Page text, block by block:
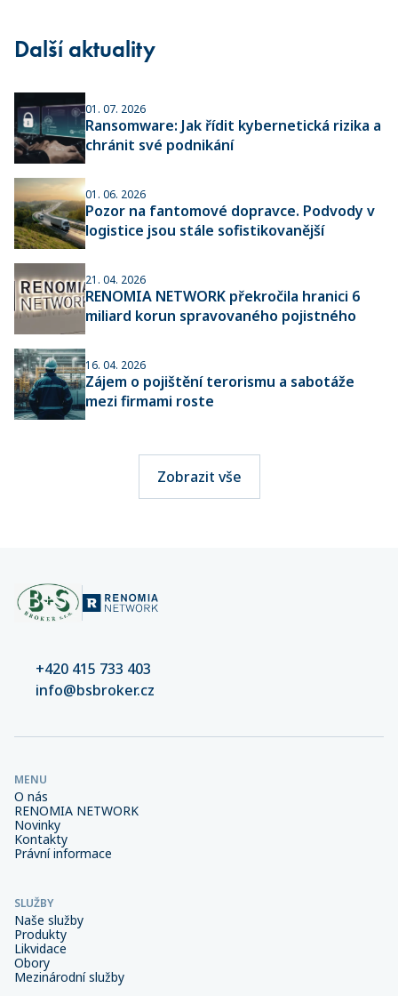
Další aktuality
01. 07. 2026
Ransomware: Jak řídit kybernetická rizika a
chránit své podnikání
01. 06. 2026
Pozor na fantomové dopravce. Podvody v
logistice jsou stále sofistikovanější
21. 04. 2026
RENOMIA NETWORK překročila hranici 6
miliard korun spravovaného pojistného
16. 04. 2026
Zájem o pojištění terorismu a sabotáže
mezi firmami roste
Zobrazit vše
+420 415 733 403
info@bsbroker.cz
MENU
O nás
RENOMIA NETWORK
Novinky
Kontakty
Právní informace
SLUŽBY
Naše služby
Produkty
Likvidace
Obory
Mezinárodní služby